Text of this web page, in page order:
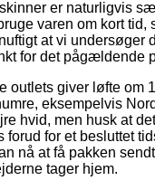
er naturligvis
varen om kort tid,
at vi undersøger
for det pågældende
outlets giver løfte om
eksempelvis
hvid, men husk at
for et besluttet
nå at få pakken
tager hjem.